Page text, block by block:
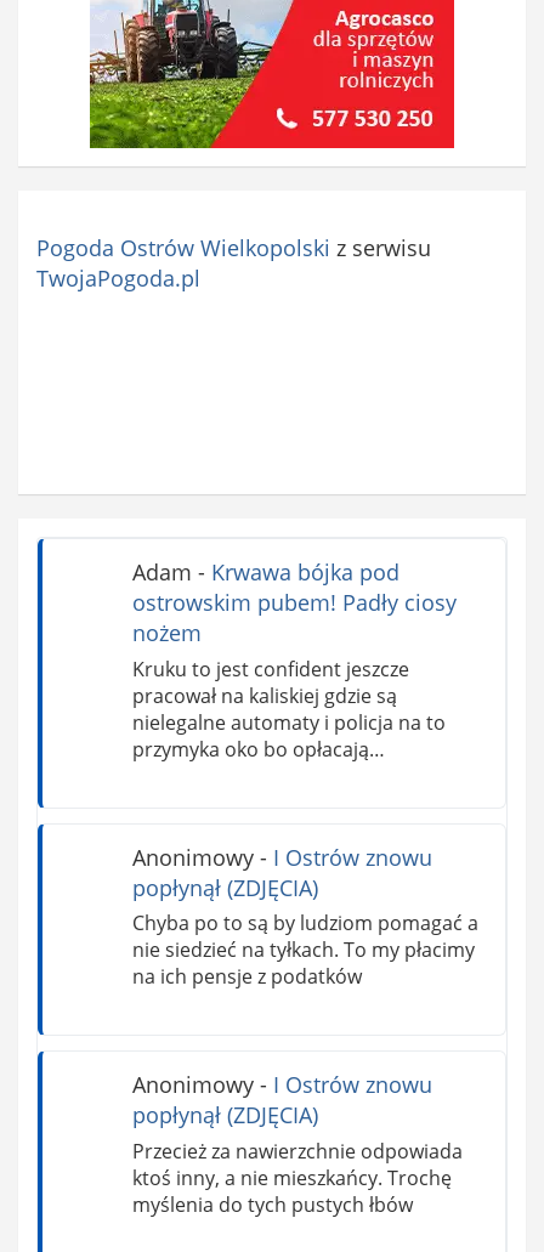
Pogoda Ostrów Wielkopolski z serwisu
TwojaPogoda.pl
Adam - Krwawa bójka pod
ostrowskim pubem! Padły ciosy
nożem
Kruku to jest confident jeszcze
pracował na kaliskiej gdzie są
nielegalne automaty i policja na to
przymyka oko bo opłacają…
Anonimowy- I Ostrów znowu
popłynął (ZDJĘCIA)
Chyba po to są by ludziom pomagać a
nie siedzieć na tyłkach. To my płacimy
na ich pensje z podatków
Anonimowy- I Ostrów znowu
popłynął (ZDJĘCIA)
Przecież za nawierzchnie odpowiada
ktoś inny, a nie mieszkańcy. Trochę
myślenia do tych pustych łbów